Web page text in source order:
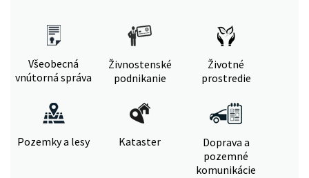
Všeobecná
vnútorná správa
Živnostenské
podnikanie
Životné
prostredie
Pozemky a lesy Kataster
Doprava a
pozemné
komunikácie